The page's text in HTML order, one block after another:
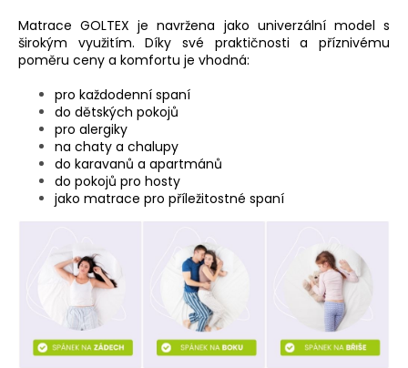
Matrace GOLTEX je navržena jako univerzální model s
širokým využitím. Díky své praktičnosti a příznivému
poměru ceny a komfortu je vhodná:
pro každodenní spaní
do dětských pokojů
pro alergiky
na chaty a chalupy
do karavanů a apartmánů
do pokojů pro hosty
jako matrace pro příležitostné spaní